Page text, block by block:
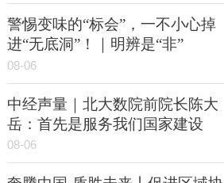
警惕变味的“标会”，一不小心掉
进“无底洞”！｜明辨是“非”
08-06
中经声量｜北大数院前院长陈大
岳：首先是服务我们国家建设
08-06